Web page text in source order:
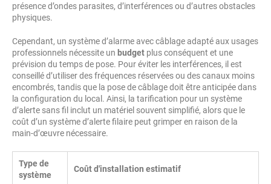
présence d’ondes parasites, d’interférences ou d’autres obstacles
physiques.
Cependant, un système d’alarme avec câblage adapté aux usages
professionnels nécessite un budget plus conséquent et une
prévision du temps de pose. Pour éviter les interférences, il est
conseillé d’utiliser des fréquences réservées ou des canaux moins
encombrés, tandis que la pose de câblage doit être anticipée dans
la configuration du local. Ainsi, la tarification pour un système
d’alerte sans fil inclut un matériel souvent simplifié, alors que le
coût d’un système d’alerte filaire peut grimper en raison de la
main-d’œuvre nécessaire.
Type de
système
Coût d'installation estimatif